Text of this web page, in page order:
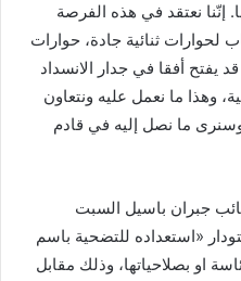
إنّنا نعتقد في هذه الفرصة
لحوارات ثنائية جادة، حوارات
يفتح أفقا في جدار الانسداد
وهذا ما نعمل عليه ونتعاون
ما نصل إليه في قادم
جبران باسيل السبت
«استعداده للتضحية باسم
او بصلاحياتها، وذلك مقابل